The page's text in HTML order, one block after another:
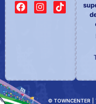
© TOWNCENTER